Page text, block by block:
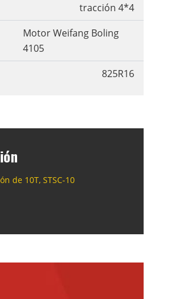
tracción 4*4
Motor Weifang Boling
4105
825R16
de 10T, STSC-10